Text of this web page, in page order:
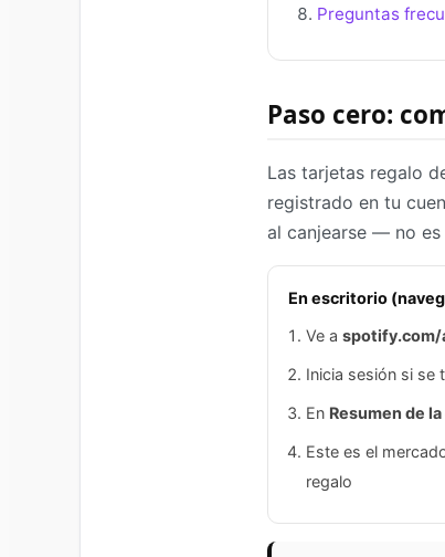
Preguntas
Paso cero:
Las tarjetas regalo
registrado en tu
al canjearse — no es
En escritorio
Ve a spotify.com/
Inicia sesión si se
En Resumen de
Este es el
regalo